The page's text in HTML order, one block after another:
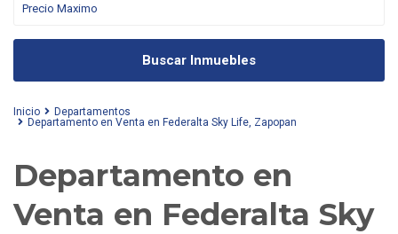
Buscar Inmuebles
Inicio
Departamentos
Departamento en Venta en Federalta Sky Life, Zapopan
Departamento en
Venta en Federalta Sky